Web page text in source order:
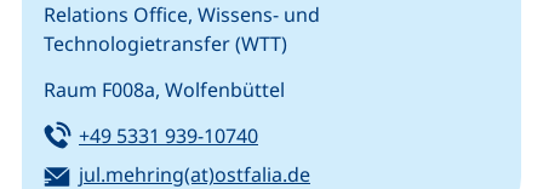
Relations Office, Wissens- und
Technologietransfer (WTT)
Raum F008a, Wolfenbüttel
Tel:
+49 5331 939-10740(startet einen Telefonanruf,
E-Mail:
jul.mehring(at)ostfalia.de(öffnet Ihr E-Mail-